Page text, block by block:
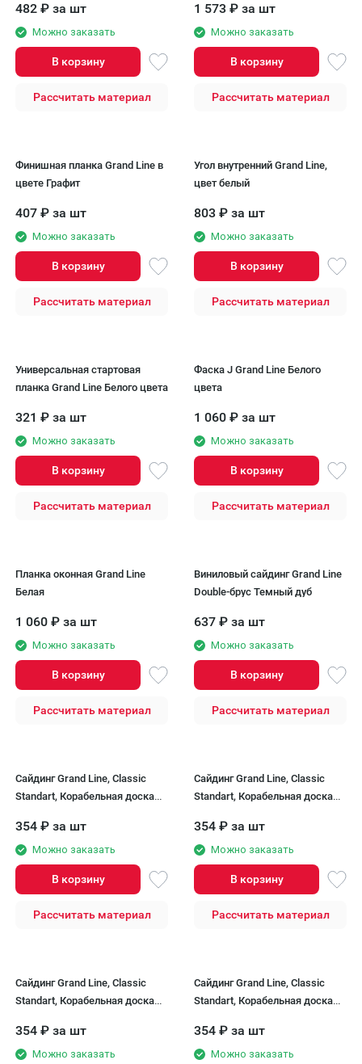
482 ₽ за шт
Можно заказать
В корзину
Рассчитать материал
1 573 ₽ за шт
Можно заказать
В корзину
Рассчитать материал
Финишная планка Grand Line в
цвете Графит
407 ₽ за шт
Можно заказать
В корзину
Рассчитать материал
Угол внутренний Grand Line,
цвет белый
803 ₽ за шт
Можно заказать
В корзину
Рассчитать материал
Универсальная стартовая
планка Grand Line Белого цвета
321 ₽ за шт
Можно заказать
В корзину
Рассчитать материал
Фаска J Grand Line Белого
цвета
1 060 ₽ за шт
Можно заказать
В корзину
Рассчитать материал
Планка оконная Grand Line
Белая
1 060 ₽ за шт
Можно заказать
В корзину
Рассчитать материал
Виниловый сайдинг Grand Line
Double-брус Темный дуб
637 ₽ за шт
Можно заказать
В корзину
Рассчитать материал
Сайдинг Grand Line, Classic
Standart, Корабельная доска
354 ₽ за шт
Можно заказать
В корзину
Рассчитать материал
Сайдинг Grand Line, Classic
Standart, Корабельная доска
354 ₽ за шт
Можно заказать
В корзину
Рассчитать материал
Сайдинг Grand Line, Classic
Standart, Корабельная доска
354 ₽ за шт
Можно заказать
Сайдинг Grand Line, Classic
Standart, Корабельная доска
354 ₽ за шт
Можно заказать